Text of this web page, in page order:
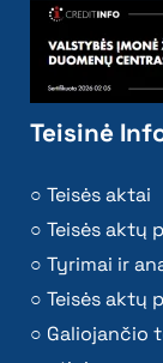
Teisinė
Teisės aktai
Teisės aktų
Tyrimai ir
Teisės aktų
Galiojančio